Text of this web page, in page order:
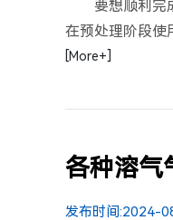
要想顺利完
在预处理阶段使
[More+]
各种溶气
发布时间:2024-